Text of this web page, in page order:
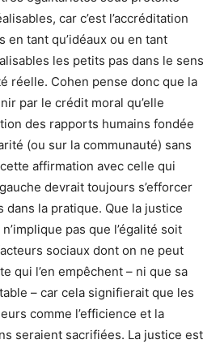
car c’est l’accréditation
en tant qu’idéaux ou en tant
les petits pas dans le sens
réelle. Cohen pense donc que la
par le crédit moral qu’elle
des rapports humains fondée
(ou sur la communauté) sans
affirmation avec celle qui
devrait toujours s’efforcer
dans la pratique. Que la justice
pas que l’égalité soit
sociaux dont on ne peut
qui l’en empêchent – ni que sa
– car cela signifierait que les
comme l’efficience et la
seraient sacrifiées. La justice est